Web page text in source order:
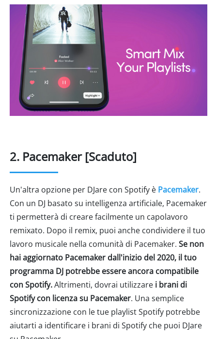
2. Pacemaker [Scaduto]
Un'altra opzione per DJare con Spotify è Pacemaker.
Con un DJ basato su intelligenza artificiale, Pacemaker
ti permetterà di creare facilmente un capolavoro
remixato. Dopo il remix, puoi anche condividere il tuo
lavoro musicale nella comunità di Pacemaker. Se non
hai aggiornato Pacemaker dall'inizio del 2020, il tuo
programma DJ potrebbe essere ancora compatibile
con Spotify.Altrimenti, dovrai utilizzare i brani di
Spotify con licenza su Pacemaker. Una semplice
sincronizzazione con le tue playlist Spotify potrebbe
aiutarti a identificare i brani di Spotify che puoi DJare